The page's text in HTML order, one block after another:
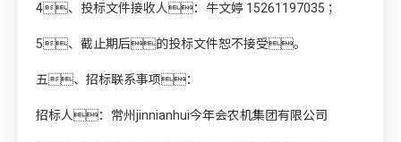
4、投标文件接收人：牛文婷 15261197035 ；
5、截止期后的投标文件恕不接受。
五、招标联系事项：
招标人：常州jinnianhui今年会农机集团有限公司